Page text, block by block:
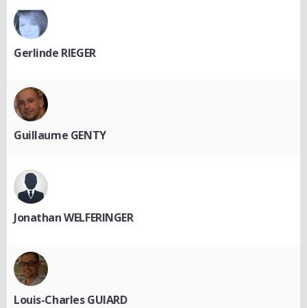
Gerlinde RIEGER
Guillaume GENTY
Jonathan WELFERINGER
Louis-Charles GUIARD